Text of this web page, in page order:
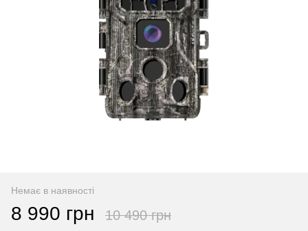
Немає в наявності
8 990 грн 10 490 грн